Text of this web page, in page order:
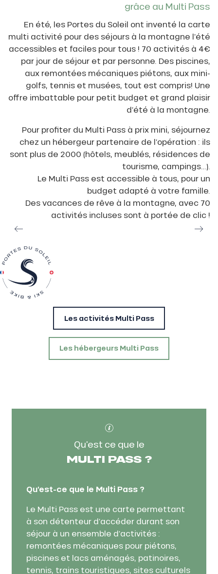
grâce au Multi Pass
En été, les Portes du Soleil ont inventé la carte
multi activité pour des séjours à la montagne l’été
accessibles et faciles pour tous ! 70 activités à 4€
par jour de séjour et par personne. Des piscines,
aux remontées mécaniques piétons, aux mini-
golfs, tennis et musées, tout est compris! Une
offre imbattable pour petit budget et grand plaisir
d’été à la montagne.
Pour profiter du Multi Pass à prix mini, séjournez
chez un hébergeur partenaire de l’opération : ils
sont plus de 2000 (hôtels, meublés, résidences de
tourisme, campings…).
Le Multi Pass est accessible à tous, pour un
budget adapté à votre famille.
Des vacances de rêve à la montagne, avec 70
activités incluses sont à portée de clic !
Les activités Multi Pass
Les hébergeurs Multi Pass
Qu'est ce que le
MULTI PASS ?
Qu’est-ce que le Multi Pass ?
Le Multi Pass est une carte permettant
à son détenteur d’accéder durant son
séjour à un ensemble d’activités :
remontées mécaniques pour piétons,
piscines et lacs aménagés, patinoires,
tennis, trains touristiques, sites culturels